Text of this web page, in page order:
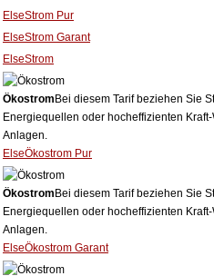
ElseStrom Pur
ElseStrom Garant
ElseStrom
Ökostrom Bei diesem Tarif beziehen Sie
Energiequellen oder hocheffizienten
Anlagen.
ElseÖkostrom Pur
Ökostrom Bei diesem Tarif beziehen Sie
Energiequellen oder hocheffizienten
Anlagen.
ElseÖkostrom Garant